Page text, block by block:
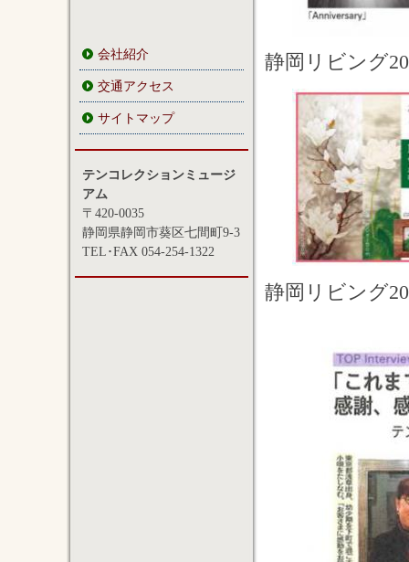
会社紹介
交通アクセス
サイトマップ
テンコレクションミュージ
アム
〒420-0035
静岡県静岡市葵区七間町9-3
TEL･FAX 054-254-1322
静岡リビング
静岡リビング